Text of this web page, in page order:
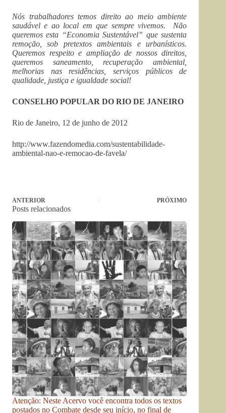
Nós trabalhadores temos direito ao meio ambiente
saudável e ao local em que sempre vivemos. Não
queremos esta “Economia Sustentável” que sustenta
remoção, sob pretextos ambientais e urbanísticos.
Queremos respeito e ampliação de nossos direitos,
queremos saneamento, recuperação ambiental,
melhorias nas residências, serviços públicos de
qualidade, justiça e igualdade social!
CONSELHO POPULAR DO RIO DE JANEIRO
Rio de Janeiro, 12 de junho de 2012
http://www.fazendomedia.com/sustentabilidade-
ambiental-nao-e-remocao-de-favela/
ANTERIOR PRÓXIMO
Posts relacionados
Atenção: Neste Acervo você encontra todos os textos
postados no Combate desde seu início, no final de